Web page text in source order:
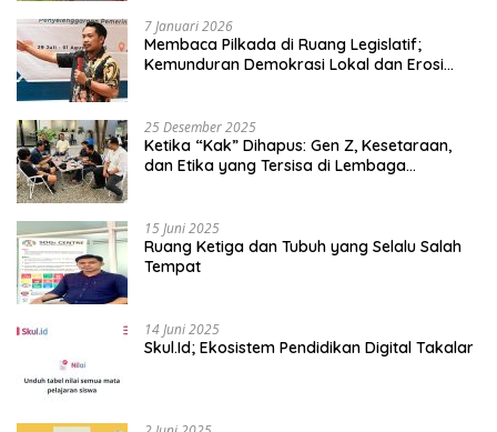
7 Januari 2026
Membaca Pilkada di Ruang Legislatif;
Kemunduran Demokrasi Lokal dan Erosi
25 Desember 2025
Ketika “Kak” Dihapus: Gen Z, Kesetaraan,
dan Etika yang Tersisa di Lembaga
15 Juni 2025
Ruang Ketiga dan Tubuh yang Selalu Salah
Tempat
14 Juni 2025
Skul.Id; Ekosistem Pendidikan Digital Takalar